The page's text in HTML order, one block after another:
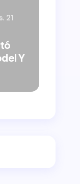
Y
21